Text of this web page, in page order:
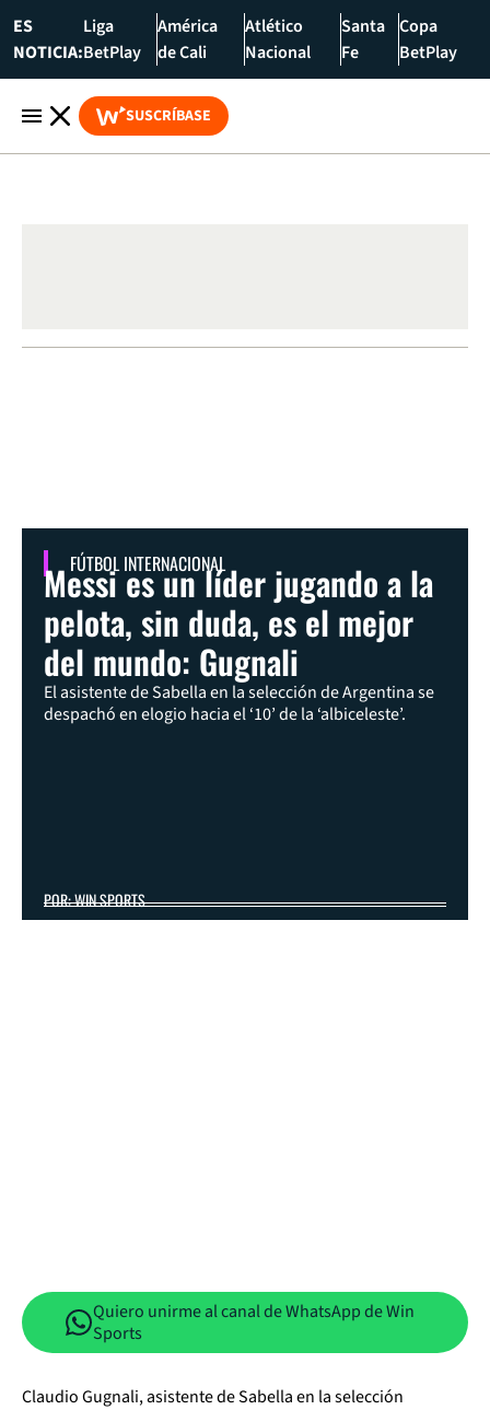
ES
NOTICIA:
Liga
BetPlay
América
de Cali
Atlético
Nacional
Santa
Fe
Copa
BetPlay
SUSCRÍBASE
FÚTBOL INTERNACIONAL
Messi es un líder jugando a la
pelota, sin duda, es el mejor
del mundo: Gugnali
El asistente de Sabella en la selección de Argentina se
despachó en elogio hacia el ‘10’ de la ‘albiceleste’.
POR: WIN SPORTS
Quiero unirme al canal de WhatsApp de Win
Sports
Claudio Gugnali, asistente de Sabella en la selección